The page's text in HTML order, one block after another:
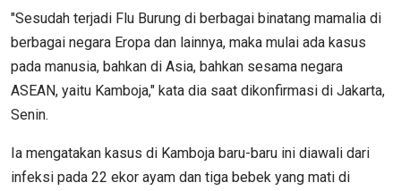
"Sesudah terjadi Flu Burung di berbagai binatang mamalia di
berbagai negara Eropa dan lainnya, maka mulai ada kasus
pada manusia, bahkan di Asia, bahkan sesama negara
ASEAN, yaitu Kamboja," kata dia saat dikonfirmasi di Jakarta,
Senin.
Ia mengatakan kasus di Kamboja baru-baru ini diawali dari
infeksi pada 22 ekor ayam dan tiga bebek yang mati di